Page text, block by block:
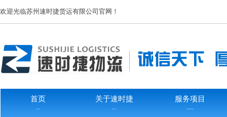
欢迎光临苏州速时捷货运有限公司官网！
首页 关于速时捷 服务项目